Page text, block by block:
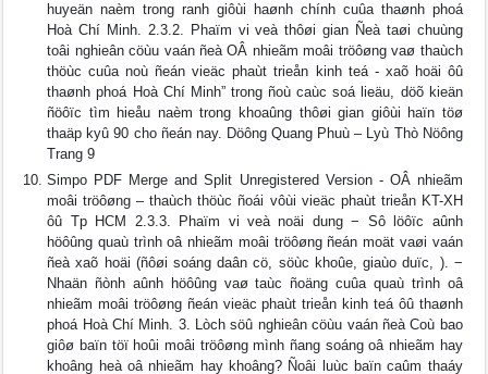
huyeän naèm trong ranh giôùi haønh chính cuûa thaønh phoá
Hoà Chí Minh. 2.3.2. Phaïm vi veà thôøi gian Ñeà taøi chuùng
toâi nghieân cöùu vaán ñeà OÂ nhieãm moâi tröôøng vaø thaùch
thöùc cuûa noù ñeán vieäc phaùt trieån kinh teá - xaõ hoäi ôû
thaønh phoá Hoà Chí Minh” trong ñoù caùc soá lieäu, döõ kieän
ñöôïc tìm hieåu naèm trong khoaûng thôøi gian giôùi haïn töø
thaäp kyû 90 cho ñeán nay. Döông Quang Phuù – Lyù Thò Nöông
Trang 9
Simpo PDF Merge and Split Unregistered Version - OÂ nhieãm
moâi tröôøng – thaùch thöùc ñoái vôùi vieäc phaùt trieån KT-XH
ôû Tp HCM 2.3.3. Phaïm vi veà noäi dung − Sô löôïc aûnh
höôûng quaù trình oâ nhieãm moâi tröôøng ñeán moät vaøi vaán
ñeà xaõ hoäi (ñôøi soáng daân cö, söùc khoûe, giaùo duïc, ). −
Nhaän ñònh aûnh höôûng vaø taùc ñoäng cuûa quaù trình oâ
nhieãm moâi tröôøng ñeán vieäc phaùt trieån kinh teá ôû thaønh
phoá Hoà Chí Minh. 3. Lòch söû nghieân cöùu vaán ñeà Coù bao
giôø baïn töï hoûi moâi tröôøng mình ñang soáng oâ nhieãm hay
khoâng heà oâ nhieãm hay khoâng? Ñoâi luùc baïn caûm thaáy